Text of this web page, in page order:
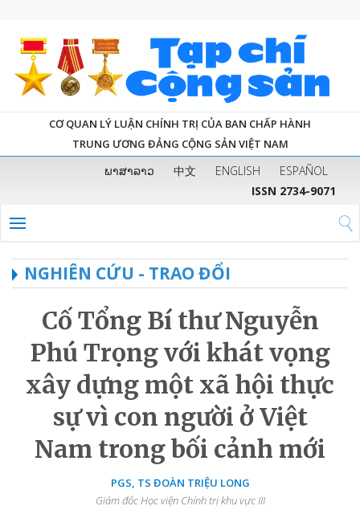
CƠ QUAN LÝ LUẬN CHÍNH TRỊ CỦA BAN CHẤP HÀNH
TRUNG ƯƠNG ĐẢNG CỘNG SẢN VIỆT NAM
ພາສາລາວ 中文 ENGLISH
ESPAÑOL
ISSN 2734-9071
NGHIÊN CỨU - TRAO ĐỔI
Cố Tổng Bí thư Nguyễn
Phú Trọng với khát vọng
xây dựng một xã hội thực
sự vì con người ở Việt
Nam trong bối cảnh mới
PGS, TS ĐOÀN TRIỆU LONG
Giám đốc Học viện Chính trị khu vực III